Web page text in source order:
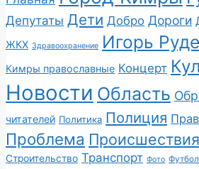
Депутаты Дети Добро Дороги
ЖКХ Здравоохранение Игорь
Кимры православные Концерт
Новости Область
читателей Политика Полиция
Проблема Происшествия
Строительство Транспорт Фото Футбол